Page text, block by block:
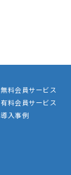
無料会員サービス
有料会員サービス
導入事例